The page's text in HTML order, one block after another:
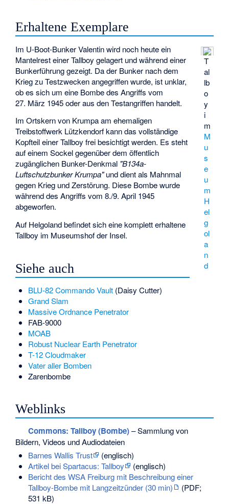
Erhaltene Exemplare
T
al
lb
o
y
i
m
M
u
s
e
u
m
H
el
g
ol
a
n
d
Im U-Boot-Bunker Valentin wird noch heute ein
Mantelrest einer Tallboy gelagert und während einer
Bunkerführung gezeigt. Da der Bunker nach dem
Krieg zu Testzwecken angegriffen wurde, ist unklar,
ob es sich um eine Bombe des Angriffs vom
27. März 1945 oder aus den Testangriffen handelt.
Im Ortskern von Krumpa am ehemaligen
Treibstoffwerk Lützkendorf kann das vollständige
Kopfteil einer Tallboy frei besichtigt werden. Es steht
auf einem Sockel gegenüber dem öffentlich
zugänglichen Bunker-Denkmal "B134a-
Luftschutzbunker Krumpa"und dient als Mahnmal
gegen Krieg und Zerstörung. Diese Bombe wurde
während des Angriffs vom 8./9. April 1945
abgeworfen.
Auf Helgoland befindet sich eine komplett erhaltene
Tallboy im Museumshof der Insel.
Siehe auch
BLU-82 Commando Vault(Daisy Cutter)
Grand Slam
Massive Ordnance Penetrator
FAB-9000
MOAB
Robust Nuclear Earth Penetrator
T-12 Cloudmaker
Vater aller Bomben
Zarenbombe
Weblinks
Commons: Tallboy (Bombe)– Sammlung von
Bildern, Videos und Audiodateien
Barnes Wallis Trust
(englisch)
Artikel bei Spartacus: Tallboy
(englisch)
Bericht des WSA Freiburg mit Beschreibung einer
Tallboy-Bombe mit Langzeitzünder (30 min)
(PDF;
531 kB)